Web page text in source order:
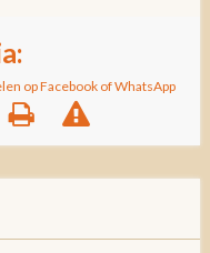
op Facebook of WhatsApp